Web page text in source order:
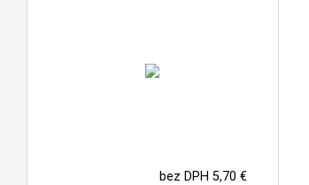
bez DPH 5,70 €